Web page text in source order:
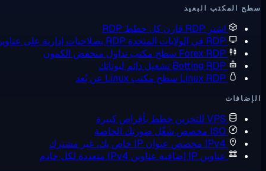
سطح المكتب البعيد
اشترِ RDP
قارن كل خطط RDP
RDP في الولايات المتحدة
RDP بصلاحيات إدارية على عناوين IP أمريكية
Forex RDP سطح مكتب تداول منخفض الكمون
Botting RDP تشغيل دائم لبوتاتك
Linux RDP سطح مكتب Linux عن بُعد
الإضافات
VPS للتخزين
خطط بأقراص كبيرة
ISO مخصص
شغّل صورتك الخاصة
IPv4 مخصص
عنوان IP خاص بك، غير مشترك
عناوين IP إضافية
عناوين IPv4 متعددة لكل خادم